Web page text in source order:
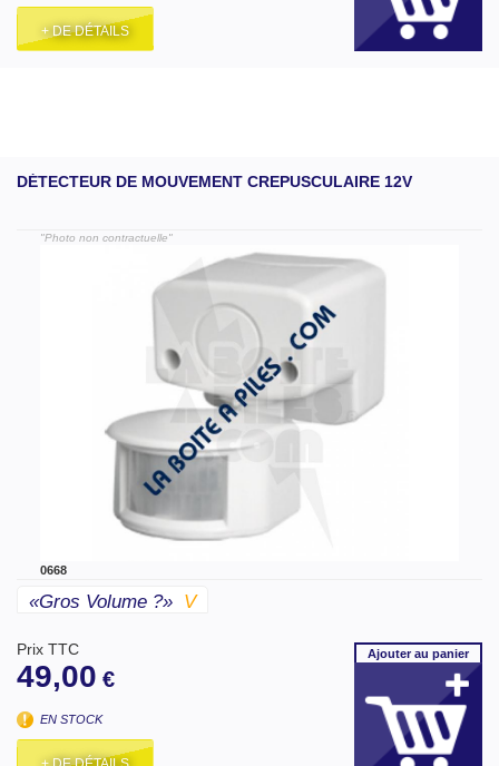
+ DE DÉTAILS
DÉTECTEUR DE MOUVEMENT CREPUSCULAIRE 12V
"Photo non contractuelle"
0668
«gros Volume ?» V
Prix TTC
49,00 €
EN STOCK
Ajouterau panier